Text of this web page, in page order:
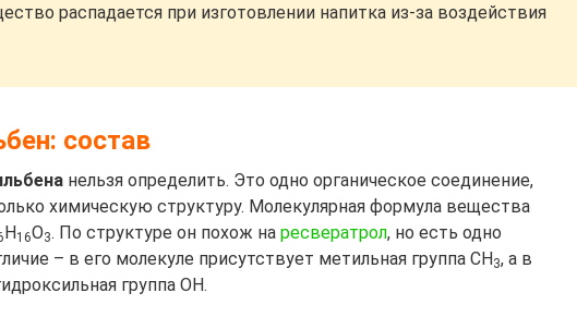
распадается при изготовлении напитка из-за воздействия
состав
нельзя определить. Это одно органическое соединение,
химическую структуру. Молекулярная формула вещества
H16O3. По структуре он похож на ресвератрол, но есть одно
– в его молекуле присутствует метильная группа СН3, а в
группа OH.